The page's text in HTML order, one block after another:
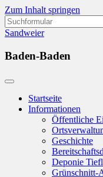
Zum Inhalt springen
Suchen
nach:
Sandweier
Baden-Baden
Startseite
Informationen
Öffentliche
Geschichte
Deponie
Grünschnitt-